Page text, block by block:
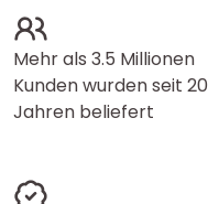
Mehr als 3.5 Millionen
Kunden wurden seit 20
Jahren beliefert